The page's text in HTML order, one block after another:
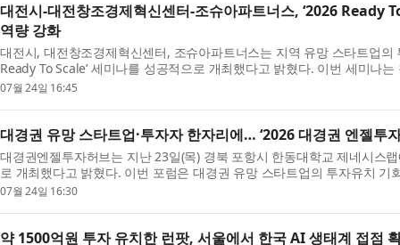
대전시-대전창조경제혁신센터-조슈아파트너스, ‘2026 Ready
역량 강화
대전시, 대전창조경제혁신센터, 조슈아파트너스는 지역 유망 스타트업의
Ready To Scale’ 세미나를 성공적으로 개최했다고 밝혔다. 이번 세미나
07월 24일 16:45
대경권 유망 스타트업·투자자 한자리에… ‘2026 대경권 엔젤투
대경권엔젤투자허브는 지난 23일(목) 경북 포항시 한동대학교 제네시스
로 개최했다고 밝혔다. 이번 포럼은 대경권 유망 스타트업의 투자유치 기
07월 24일 16:30
약 1500억원 투자 유치한 런팟, 서울에서 한국 AI 생태계 접점